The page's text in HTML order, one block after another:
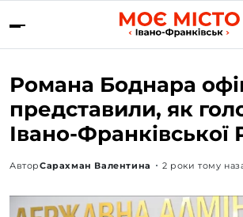
Романа Боднара
представили, як
Івано-Франківської
АвторСарахман Валентина 2 роки тому